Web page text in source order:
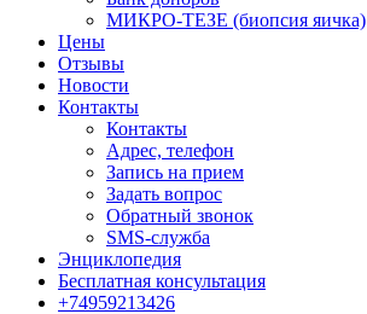
МИКРО-ТЕЗЕ (биопсия яичка)
Цены
Отзывы
Новости
Контакты
Контакты
Адрес, телефон
Запись на прием
Задать вопрос
Обратный звонок
SMS-служба
Энциклопедия
Бесплатная консультация
+74959213426